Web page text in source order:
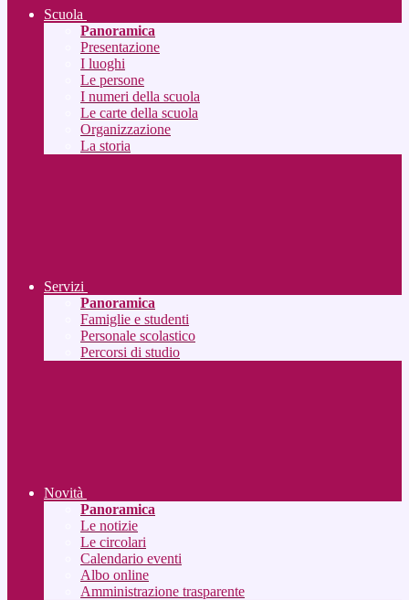
Scuola
Panoramica
Presentazione
I luoghi
Le persone
I numeri della scuola
Le carte della scuola
Organizzazione
La storia
Servizi
Panoramica
Famiglie e studenti
Personale scolastico
Percorsi di studio
Novità
Panoramica
Le notizie
Le circolari
Calendario eventi
Albo online
Amministrazione trasparente